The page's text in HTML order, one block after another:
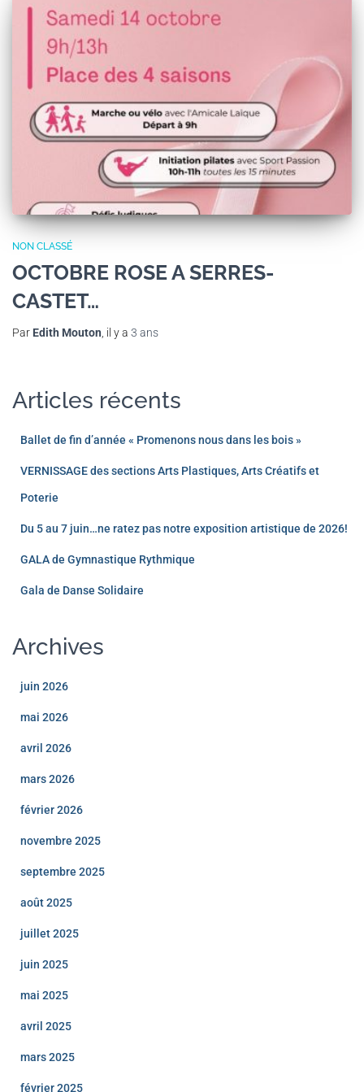
NON CLASSÉ
OCTOBRE ROSE A SERRES-
CASTET…
Par Edith Mouton, il y a 3 ans
Articles récents
Ballet de fin d’année « Promenons nous dans les bois »
VERNISSAGE des sections Arts Plastiques, Arts Créatifs et
Poterie
Du 5 au 7 juin…ne ratez pas notre exposition artistique de 2026!
GALA de Gymnastique Rythmique
Gala de Danse Solidaire
Archives
juin 2026
mai 2026
avril 2026
mars 2026
février 2026
novembre 2025
septembre 2025
août 2025
juillet 2025
juin 2025
mai 2025
avril 2025
mars 2025
février 2025